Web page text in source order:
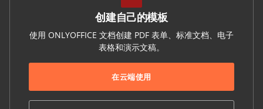
创建自己的模板
使用 ONLYOFFICE 文档创建 PDF 表单、标准文档、电子
表格和演示文稿。
在云端使用